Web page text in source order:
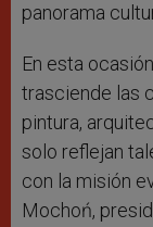
panorama
En esta
trasciende las
pintura,
solo reflejan
con la misión
Mochoń,